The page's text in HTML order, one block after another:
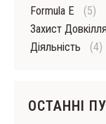
Formula E
(5)
Захист
Діяльність
(4)
ОСТАННІ